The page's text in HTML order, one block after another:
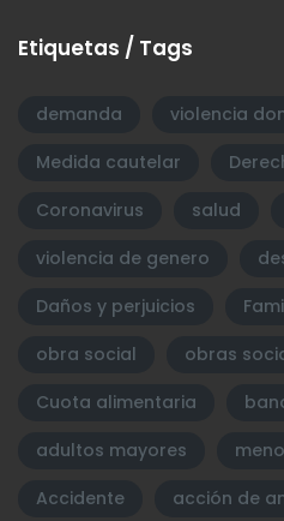
Etiquetas / Tags
demanda
violencia
Medida cautelar
Coronavirus
salud
violencia de genero
Daños y perjuicios
obra social
obras
Cuota alimentaria
adultos mayores
Accidente
acción de